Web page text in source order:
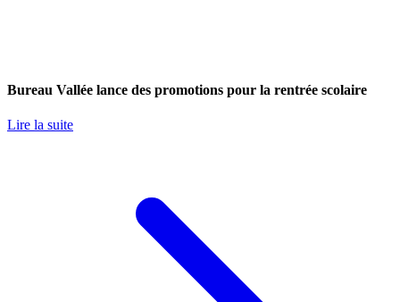
Bureau Vallée lance des promotions pour la rentrée scolaire
Lire la suite